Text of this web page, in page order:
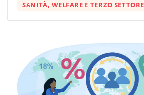
SANITÀ, WELFARE E TERZO SETTORE